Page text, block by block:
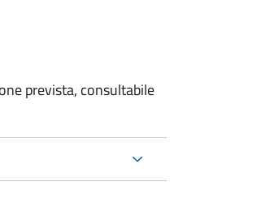
prevista, consultabile